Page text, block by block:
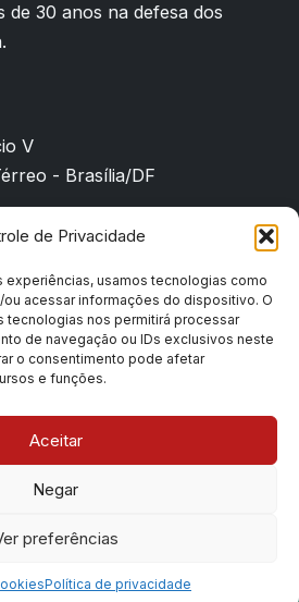
de Privacidade
experiências, usamos tecnologias como
ou acessar informações do dispositivo. O
tecnologias nos permitirá processar
de navegação ou IDs exclusivos neste
o consentimento pode afetar
e funções.
Aceitar
Negar
preferências
Política de privacidade
de 30 anos na defesa dos
V
- Brasília/DF
Página inicial
Notícias
Filiação
Contato
Denúncias
Sindpd-df | Todos os direitos